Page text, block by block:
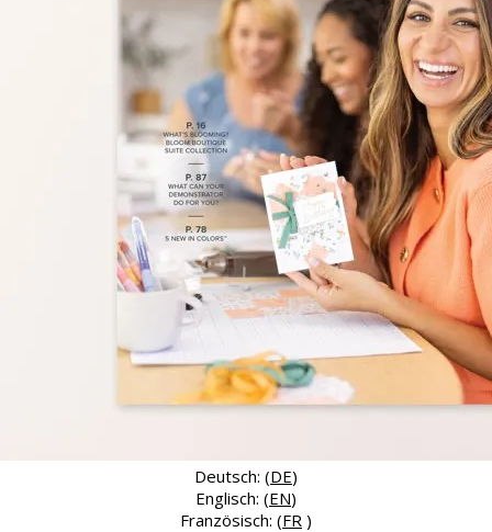
Deutsch: (DE)
Englisch: (EN)
Französisch: (FR )